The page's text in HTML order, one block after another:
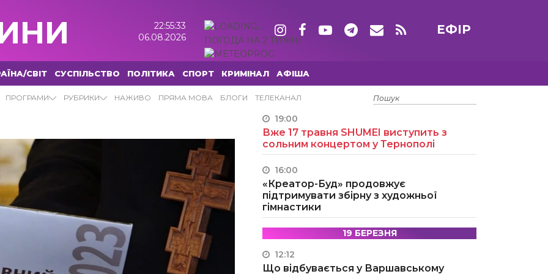
22:55:34
06.08.2026
ПОГОДА НА 2 ТИЖНІ
ЕФІР
СВІТ СУСПІЛЬСТВО ПОЛІТИКА СПОРТ КРИМІНАЛ АФІША
ПРОГРАМИ РУБРИКИ НАЖИВО ПРЯМА МОВА БЛОГИ ТЕЛЕКАНАЛ
15 ТРАВНЯ
19:00
Вже 17 травня SHUMEI виступить з
сольним концертом у Тернополі
16:00
«Креатор-Буд» продовжує
підтримувати збірну з художньої
гімнастики
19 БЕРЕЗНЯ
12:12
Що відбувається у Варшавському